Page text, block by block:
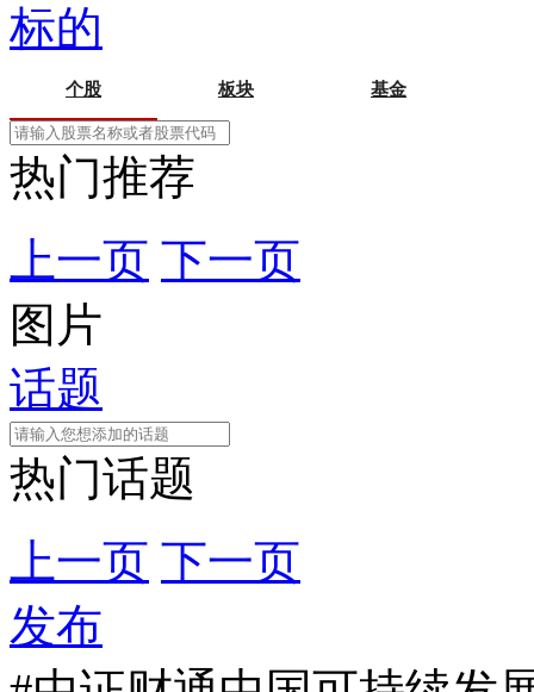
标的
个股 板块 基金
热门推荐
上一页 下一页
图片
话题
热门话题
上一页 下一页
发布